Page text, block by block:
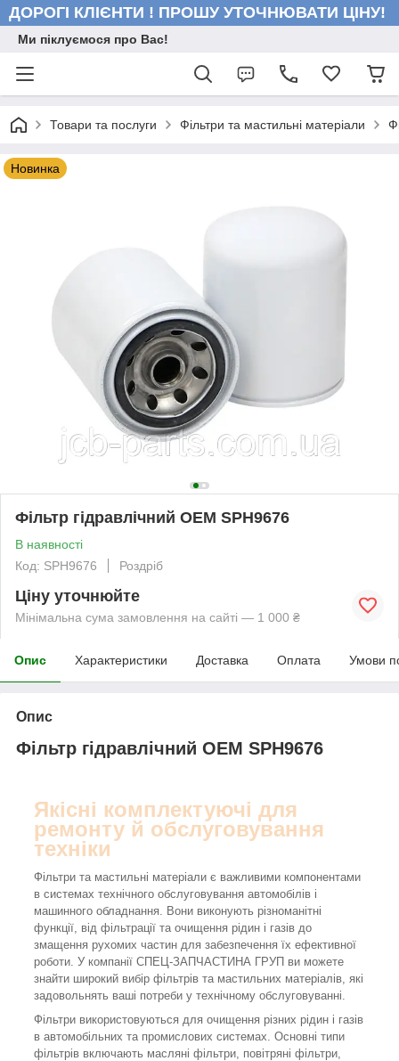
ДОРОГІ КЛІЄНТИ ! ПРОШУ УТОЧНЮВАТИ ЦІНУ!
Ми піклуємося про Вас!
Товари та послуги Фільтри та мастильні матеріали
Новинка
Фільтр гідравлічний OEM SPH9676
В наявності
Код: SPH9676
Роздріб
Ціну уточнюйте
Мінімальна сума замовлення на сайті — 1 000 ₴
Опис Характеристики Доставка Оплата Умови
Опис
Фільтр гідравлічний OEM SPH9676
Якісні комплектуючі для
ремонту й обслуговування
техніки
Фільтри та мастильні матеріали є важливими компонентами
в системах технічного обслуговування автомобілів і
машинного обладнання. Вони виконують різноманітні
функції, від фільтрації та очищення рідин і газів до
змащення рухомих частин для забезпечення їх ефективної
роботи. У компанії СПЕЦ-ЗАПЧАСТИНА ГРУП ви можете
знайти широкий вибір фільтрів та мастильних матеріалів, які
задовольнять ваші потреби у технічному обслуговуванні.
Фільтри використовуються для очищення різних рідин і газів
в автомобільних та промислових системах. Основні типи
фільтрів включають масляні фільтри, повітряні фільтри,